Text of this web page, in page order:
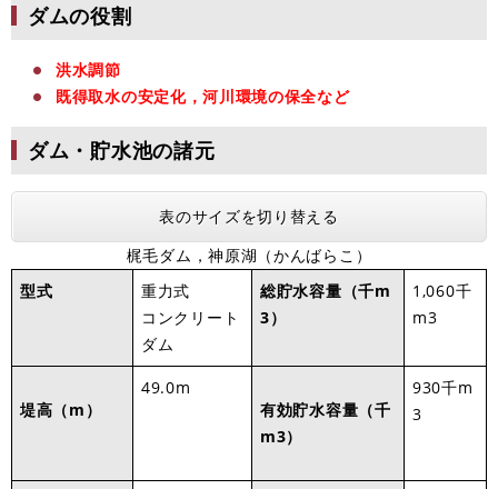
ダムの役割
洪水調節
既得取水の安定化，河川環境の保全など
ダム・貯水池の諸元
表のサイズを切り替える
梶毛ダム，神原湖（かんばらこ）
型式
重力式
コンクリート
ダム
総貯水容量（千m
3）
1,060千
m3
堤高（m）
49.0m
有効貯水容量（千
m3）
930千m
3